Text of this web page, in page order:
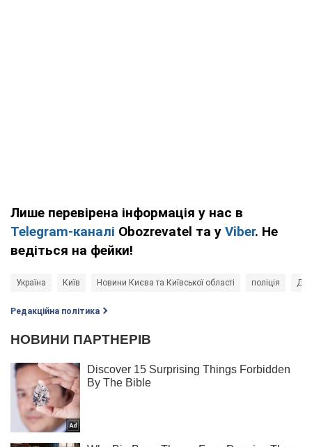
Лише перевірена інформація у нас в
Telegram-каналі Obozrevatel та у Viber. Не
ведіться на фейки!
Україна Київ Новини Києва та Київської області поліція
Редакційна політика